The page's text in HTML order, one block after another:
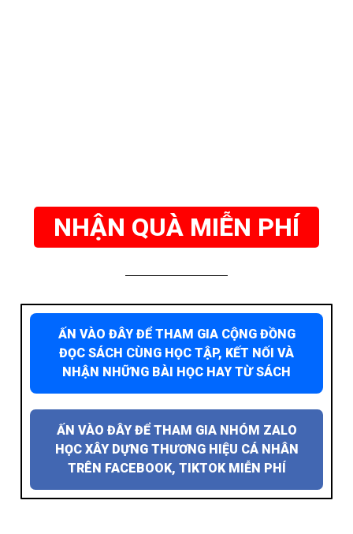
NHẬN QUÀ MIỄN PHÍ
ẤN VÀO ĐÂY ĐỂ THAM GIA CỘNG ĐỒNG
ĐỌC SÁCH CÙNG HỌC TẬP, KẾT NỐI VÀ
NHẬN NHỮNG BÀI HỌC HAY TỪ SÁCH
ẤN VÀO ĐÂY ĐỂ THAM GIA NHÓM ZALO
HỌC XÂY DỰNG THƯƠNG HIỆU CÁ NHÂN
TRÊN FACEBOOK, TIKTOK MIỄN PHÍ